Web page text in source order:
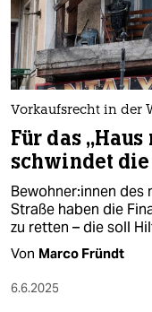
Vorkaufsrecht in der
Für das
schwindet
Be­woh­ne­r:in­nen des
Straße haben die
zu retten – die soll
Von Marco Fründt
6.6.2025